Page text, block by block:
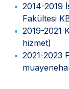
2014-2019
Fakültesi
2019-2021
hizmet)
2021-2023